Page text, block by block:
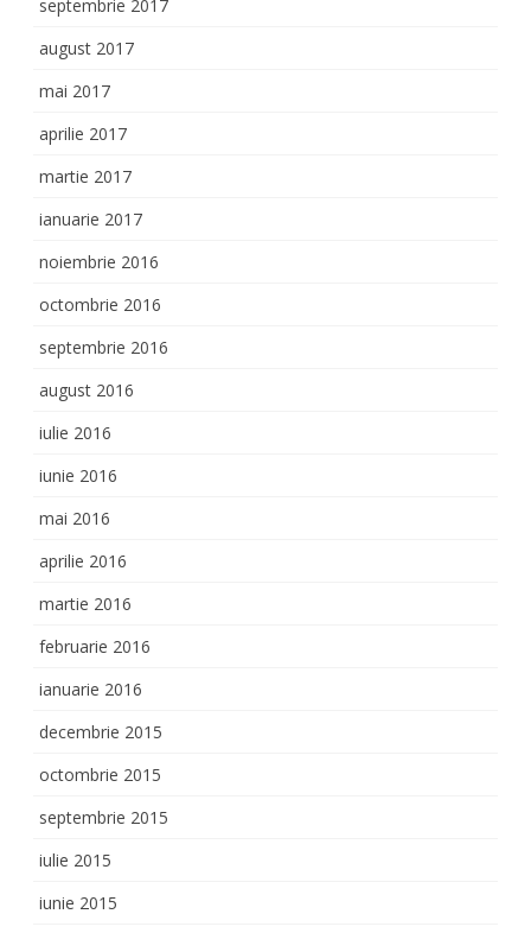
septembrie 2017
august 2017
mai 2017
aprilie 2017
martie 2017
ianuarie 2017
noiembrie 2016
octombrie 2016
septembrie 2016
august 2016
iulie 2016
iunie 2016
mai 2016
aprilie 2016
martie 2016
februarie 2016
ianuarie 2016
decembrie 2015
octombrie 2015
septembrie 2015
iulie 2015
iunie 2015